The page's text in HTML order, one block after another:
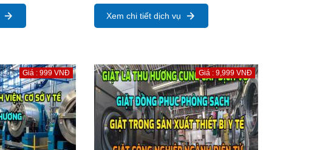
Xem chi tiết dịch vụ
Giá : 999 VNĐ Giá : 9,999 VNĐ